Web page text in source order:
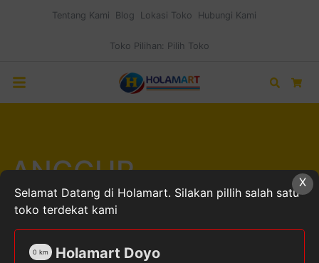
Tentang Kami Blog Lokasi Toko Hubungi Kami
Toko Pilihan: Pilih Toko
Search
ANGGUR
Home Produk dengan tag “ANGGUR”
X
Selamat Datang di Holamart. Silakan pillih salah satu
toko terdekat kami
Holamart Doyo
0 km